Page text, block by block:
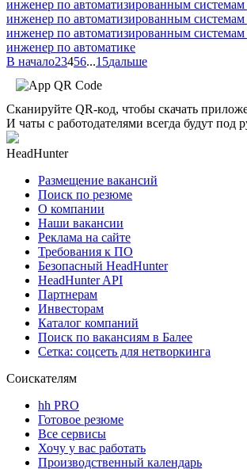
инженер по автоматизированным системам
инженер по автоматизированным
инженер по автоматизированным
инженер по автоматике
В начало23456...15дальше
Сканируйте QR-код, чтобы скачать
И чаты с работодателями всегда будут под
HeadHunter
Размещение вакансий
Поиск по резюме
О компании
Наши вакансии
Реклама на сайте
Требования к ПО
Безопасный HeadHunter
HeadHunter API
Партнерам
Инвесторам
Каталог компаний
Поиск по вакансиям в Балее
Сетка: соцсеть для нетворкинга
Соискателям
hh PRO
Готовое резюме
Все сервисы
Хочу у вас работать
Производственный календарь